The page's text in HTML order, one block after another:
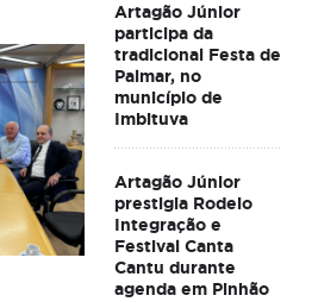
Artagão Júnior
participa da
tradicional Festa de
Palmar, no
município de
Imbituva
Artagão Júnior
prestigia Rodeio
Integração e
Festival Canta
Cantu durante
agenda em Pinhão